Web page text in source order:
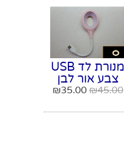
מנורת לד USB
צבע אור לבן
חם
₪45.00
₪35.00